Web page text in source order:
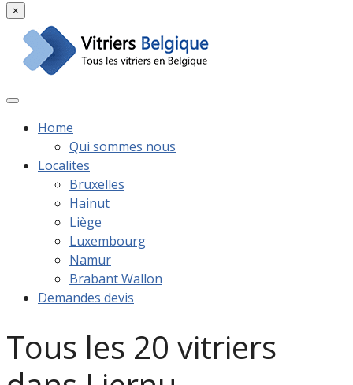
×
Home
Qui sommes nous
Localites
Bruxelles
Hainut
Liège
Luxembourg
Namur
Brabant Wallon
Demandes devis
Tous les 20 vitriers